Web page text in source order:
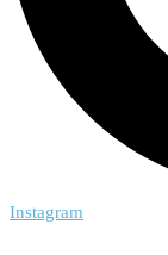
Instagram